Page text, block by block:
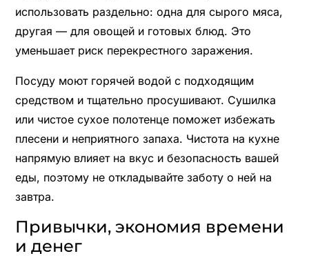
использовать раздельно: одна для сырого мяса,
другая — для овощей и готовых блюд. Это
уменьшает риск перекрестного заражения.
Посуду моют горячей водой с подходящим
средством и тщательно просушивают. Сушилка
или чистое сухое полотенце поможет избежать
плесени и неприятного запаха. Чистота на кухне
напрямую влияет на вкус и безопасность вашей
еды, поэтому не откладывайте заботу о ней на
завтра.
Привычки, экономия времени
и денег